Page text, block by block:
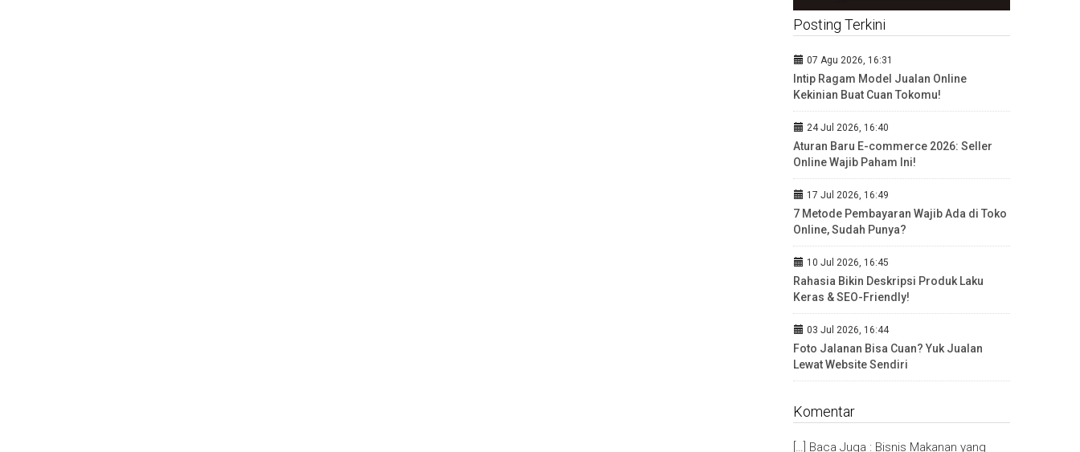
Posting Terkini
07 Agu 2026, 16:31
Intip Ragam Model Jualan Online
Kekinian Buat Cuan Tokomu!
24 Jul 2026, 16:40
Aturan Baru E-commerce 2026: Seller
Online Wajib Paham Ini!
17 Jul 2026, 16:49
7 Metode Pembayaran Wajib Ada di Toko
Online, Sudah Punya?
10 Jul 2026, 16:45
Rahasia Bikin Deskripsi Produk Laku
Keras & SEO-Friendly!
03 Jul 2026, 16:44
Foto Jalanan Bisa Cuan? Yuk Jualan
Lewat Website Sendiri
Komentar
[…] Baca Juga : Bisnis Makanan yang